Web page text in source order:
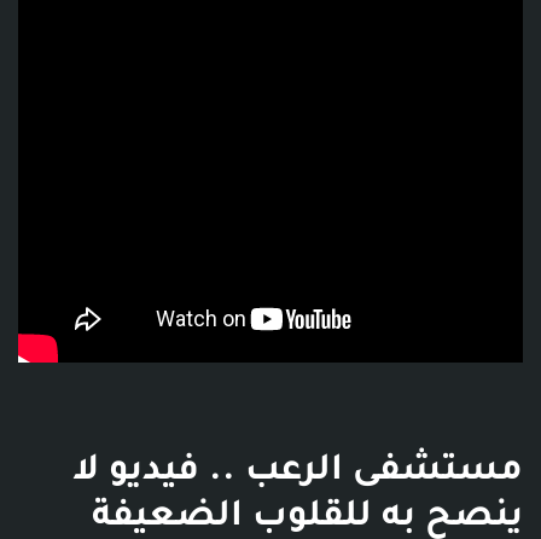
مستشفى الرعب .. فيديو لا
ينصح به للقلوب الضعيفة